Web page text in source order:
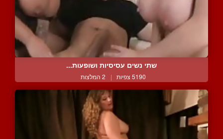
שתי נשים עסיסיות ושופעות...
5190 צפיות | 2 המלצות